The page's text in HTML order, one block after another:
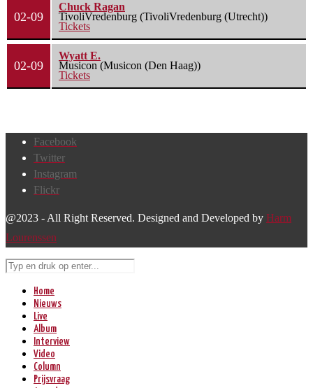
02-09
Chuck Ragan
TivoliVredenburg (TivoliVredenburg (Utrecht))
Tickets
02-09
Wyatt E.
Musicon (Musicon (Den Haag))
Tickets
Facebook
Twitter
Instagram
Flickr
@2023 - All Right Reserved. Designed and Developed by Harm
Lourenssen
Home
Nieuws
Live
Album
Interview
Video
Column
Prijsvraag